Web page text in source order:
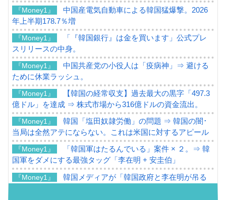
『Money1』
中国産電気自動車による韓国猛爆撃。2026
年上半期178.7％増
『Money1』
「『韓国銀行』は金を買います」公式プレ
スリリースの中身。
『Money1』
中国共産党の小役人は「疫病神」⇒ 避ける
ために休業ラッシュ。
『Money1』
【韓国の経常収支】過去最大の黒字「497.3
億ドル」を達成 ⇒ 株式市場から316億ドルの資金流出。
『Money1』
韓国「塩田奴隷労働」の問題 ⇒ 韓国の闇･
当局は全然アテにならない。これは米国に対するアピール
『Money1』
「韓国軍はたるんでいる」案件 × ２。⇒ 韓
国軍をダメにする最強タッグ「李在明 + 安圭伯」
『Money1』
韓国メディアが「韓国政府と李在明が吊る